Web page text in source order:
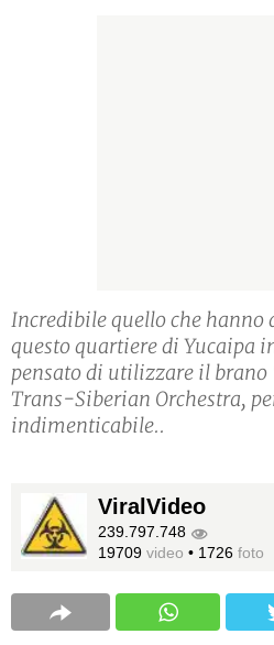
Incredibile quello che
questo quartiere di Yucaipa
pensato di utilizzare il
Trans-Siberian Orchestra,
indimenticabile..
ViralVideo
239.797.748
19709 video • 1726 foto